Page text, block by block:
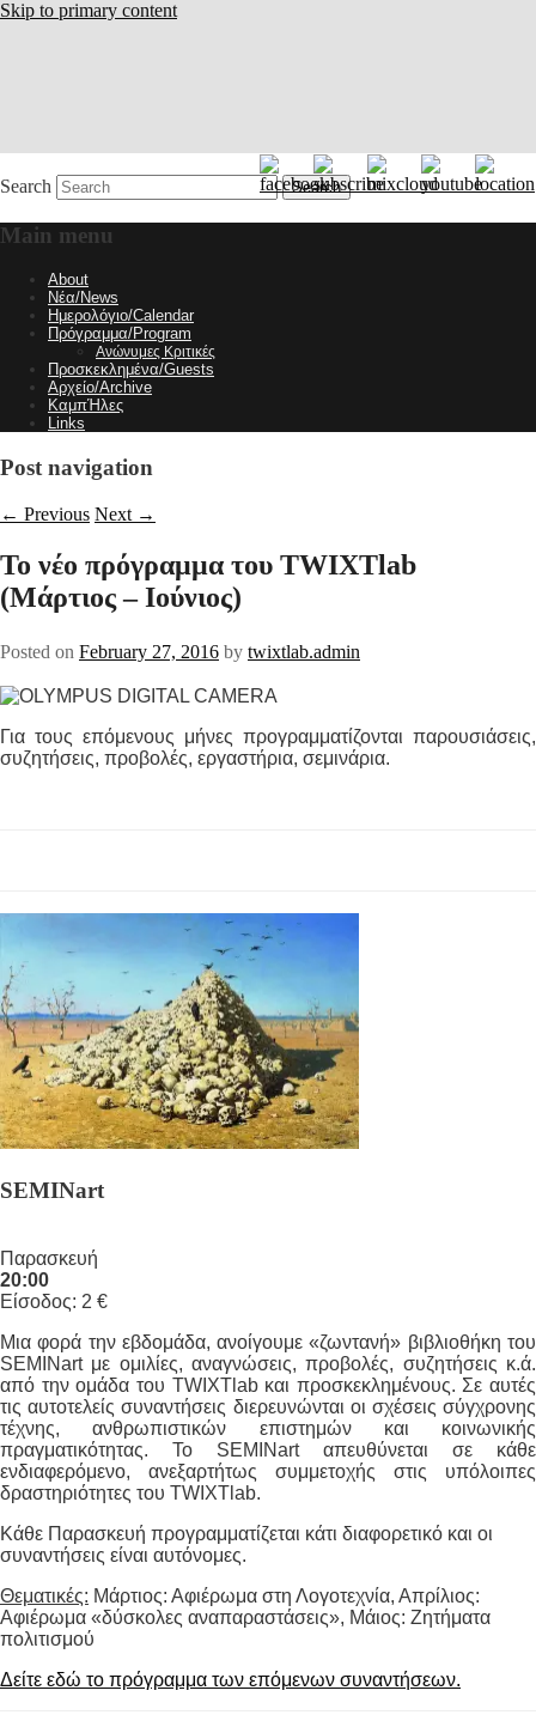
Skip to primary content
Search
Main menu
About
Νέα/News
Ημερολόγιο/Calendar
Πρόγραμμα/Program
Ανώνυμες Κριτικές
Προσκεκλημένα/Guests
Αρχείο/Archive
ΚαμπΉλες
Links
Post navigation
← Previous Next →
Το νέο πρόγραμμα του TWIXTlab
(Μάρτιος – Ιούνιος)
Posted on February 27, 2016 by twixtlab.admin
Για τους επόμενους μήνες προγραμματίζονται παρουσιάσεις,
συζητήσεις, προβολές, εργαστήρια, σεμινάρια.
SEMINart
Παρασκευή
20:00
Είσοδος: 2 €
Μια φορά την εβδομάδα, ανοίγουμε «ζωντανή» βιβλιοθήκη του
SEMINart με ομιλίες, αναγνώσεις, προβολές, συζητήσεις κ.ά.
από την ομάδα του TWIXTlab και προσκεκλημένους. Σε αυτές
τις αυτοτελείς συναντήσεις διερευνώνται οι σχέσεις σύγχρονης
τέχνης, ανθρωπιστικών επιστημών και κοινωνικής
πραγματικότητας. Το SEMINart απευθύνεται σε κάθε
ενδιαφερόμενο, ανεξαρτήτως συμμετοχής στις υπόλοιπες
δραστηριότητες του TWIXTlab.
Κάθε Παρασκευή προγραμματίζεται κάτι διαφορετικό και οι
συναντήσεις είναι αυτόνομες.
Θεματικές: Μάρτιος: Αφιέρωμα στη Λογοτεχνία, Απρίλιος:
Αφιέρωμα «δύσκολες αναπαραστάσεις», Μάιος: Ζητήματα
πολιτισμού
Δείτε εδώ το πρόγραμμα των επόμενων συναντήσεων.